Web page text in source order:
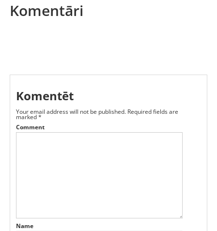
Komentāri
Komentēt
Your email address will not be published. Required fields are
marked*
Comment
Name